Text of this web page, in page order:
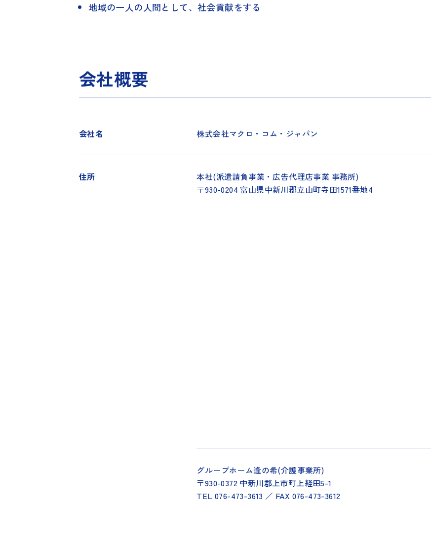
地域の一人の人間として、社会貢献をする
会社概要
会社名 株式会社マクロ・コム・ジャパン
住所
本社(派遣請負事業・広告代理店事業 事務所)
〒930-0204 富山県中新川郡立山町寺田1571番地4
グループホーム逢の希(介護事業所)
〒930-0372 中新川郡上市町上経田5-1
TEL 076-473-3613 ／ FAX 076-473-3612